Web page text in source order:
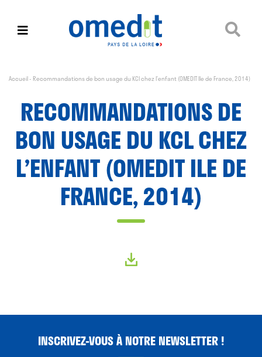
Accueil- Recommandations de bon usage du KCl chez l’enfant (OMEDIT Ile de France, 2014)
RECOMMANDATIONS DE
BON USAGE DU KCL CHEZ
L’ENFANT (OMEDIT ILE DE
FRANCE, 2014)
INSCRIVEZ-VOUS À NOTRE NEWSLETTER !